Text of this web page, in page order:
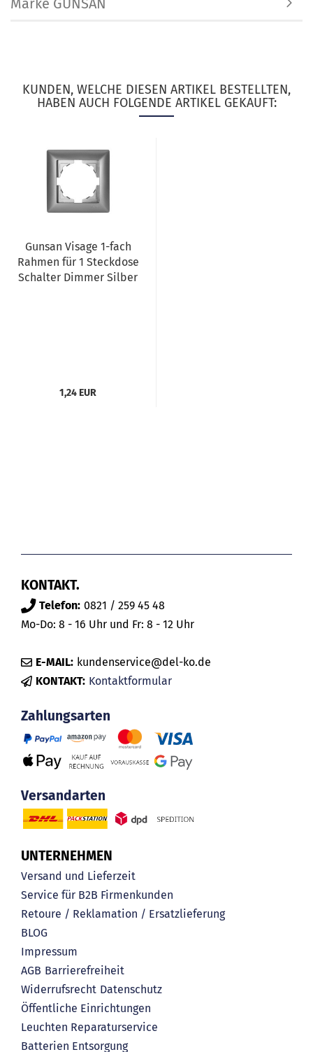
Marke GUNSAN
KUNDEN, WELCHE DIESEN ARTIKEL BESTELLTEN,
HABEN AUCH FOLGENDE ARTIKEL GEKAUFT:
Gunsan Visage 1-fach
Rahmen für 1 Steckdose
Schalter Dimmer Silber
1,24 EUR
KONTAKT.
Telefon: 0821 / 259 45 48
Mo-Do: 8 - 16 Uhr und Fr: 8 - 12 Uhr
E-MAIL: kundenservice@del-ko.de
KONTAKT: Kontaktformular
Zahlungsarten
Versandarten
UNTERNEHMEN
Versand und Lieferzeit
Service für B2B Firmenkunden
Retoure / Reklamation / Ersatzlieferung
BLOG
Impressum
AGB Barrierefreiheit
Widerrufsrecht Datenschutz
Öffentliche Einrichtungen
Leuchten Reparaturservice
Batterien Entsorgung